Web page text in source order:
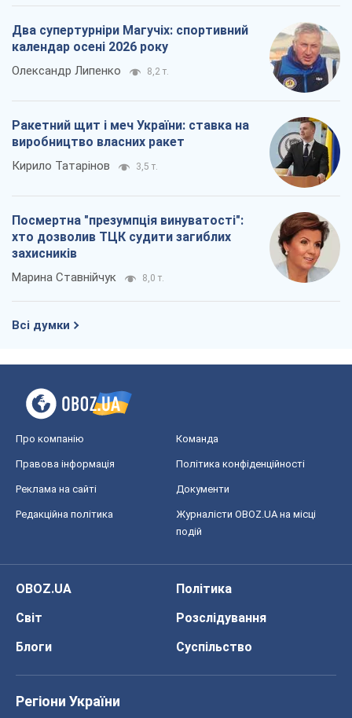
Два супертурніри Магучіх: спортивний
календар осені 2026 року
Олександр Липенко 8,2 т.
Ракетний щит і меч України: ставка на
виробництво власних ракет
Кирило Татарінов 3,5 т.
Посмертна "презумпція винуватості":
хто дозволив ТЦК судити загиблих
захисників
Марина Ставнійчук 8,0 т.
Всі думки
Про компанію Команда
Правова інформація Політика конфіденційності
Реклама на сайті Документи
Редакційна політика
Журналісти OBOZ.UA на місці
подій
OBOZ.UA
Політика
Світ
Розслідування
Блоги
Суспільство
Регіони України